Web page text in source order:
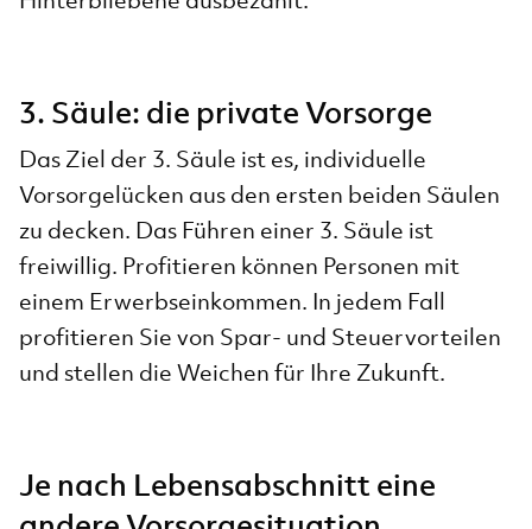
3. Säule: die private Vorsorge
Das Ziel der 3. Säule ist es, individuelle
Vorsorgelücken aus den ersten beiden Säulen
zu decken. Das Führen einer 3. Säule ist
freiwillig. Profitieren können Personen mit
einem Erwerbseinkommen. In jedem Fall
profitieren Sie von Spar- und Steuervorteilen
und stellen die Weichen für Ihre Zukunft.
Je nach Lebensabschnitt eine